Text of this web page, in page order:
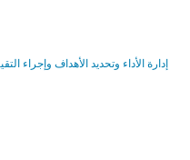
إدارة الأداء وتحديد الأهداف وإجراء